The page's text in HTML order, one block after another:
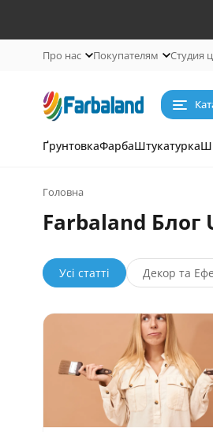
Про нас Покупателям Студия
ҐрунтовкаФарбаШтукатурка
Головна
Farbaland Блог
Усі статті Декор та